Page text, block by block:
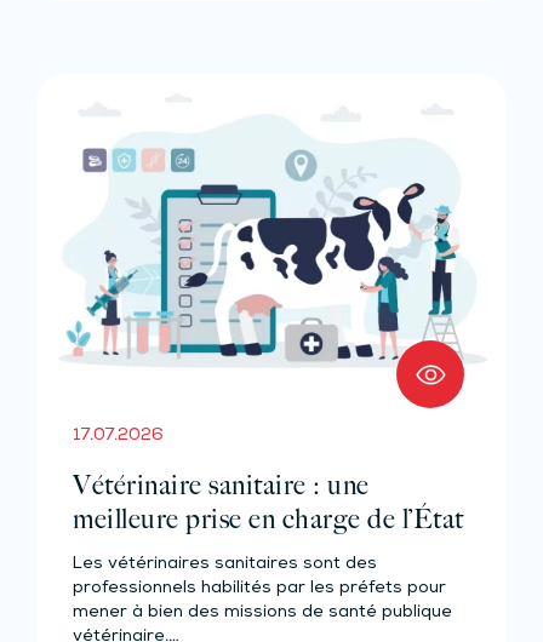
17.07.2026
Vétérinaire sanitaire : une
meilleure prise en charge de l’État
Les vétérinaires sanitaires sont des
professionnels habilités par les préfets pour
mener à bien des missions de santé publique
vétérinaire.…